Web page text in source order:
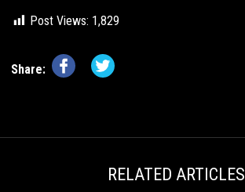
Post Views: 1,829
Share:
RELATED ARTICLES